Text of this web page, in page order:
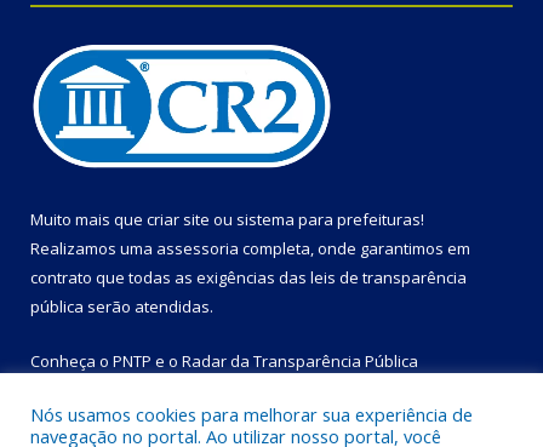
Muito mais que criar site ou sistema para prefeituras!
Realizamos uma assessoria completa, onde garantimos em
contrato que todas as exigências das leis de transparência
pública serão atendidas.
Conheça o PNTP e o Radar da Transparência Pública
Nós usamos cookies para melhorar sua experiência de
navegação no portal. Ao utilizar nosso portal, você